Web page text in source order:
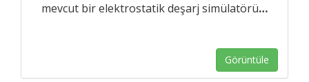
mevcut bir elektrostatik deşarj simülatörü…
Görüntüle